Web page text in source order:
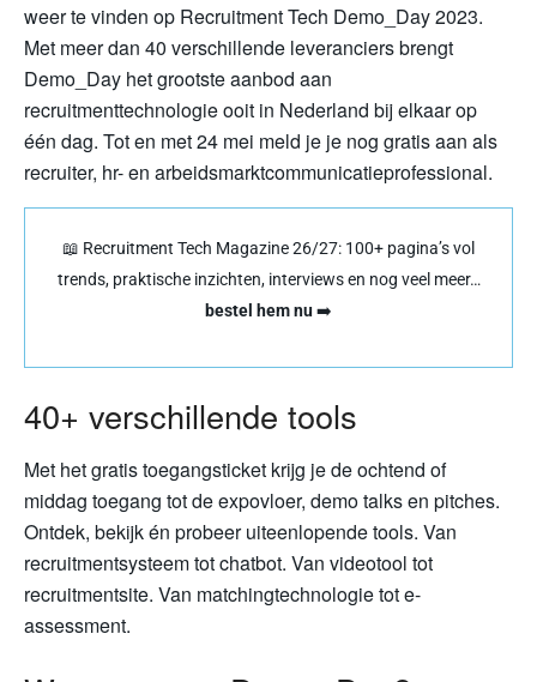
weer te vinden op Recruitment Tech Demo_Day 2023.
Met meer dan 40 verschillende leveranciers brengt
Demo_Day het grootste aanbod aan
recruitmenttechnologie ooit in Nederland bij elkaar op
één dag. Tot en met 24 mei meld je je nog gratis aan als
recruiter, hr- en arbeidsmarktcommunicatieprofessional.
📖 Recruitment Tech Magazine 26/27: 100+ pagina’s vol
trends, praktische inzichten, interviews en nog veel meer…
bestel hem nu➡️
40+ verschillende tools
Met het gratis toegangsticket krijg je de ochtend of
middag toegang tot de expovloer, demo talks en pitches.
Ontdek, bekijk én probeer uiteenlopende tools. Van
recruitmentsysteem tot chatbot. Van videotool tot
recruitmentsite. Van matchingtechnologie tot e-
assessment.